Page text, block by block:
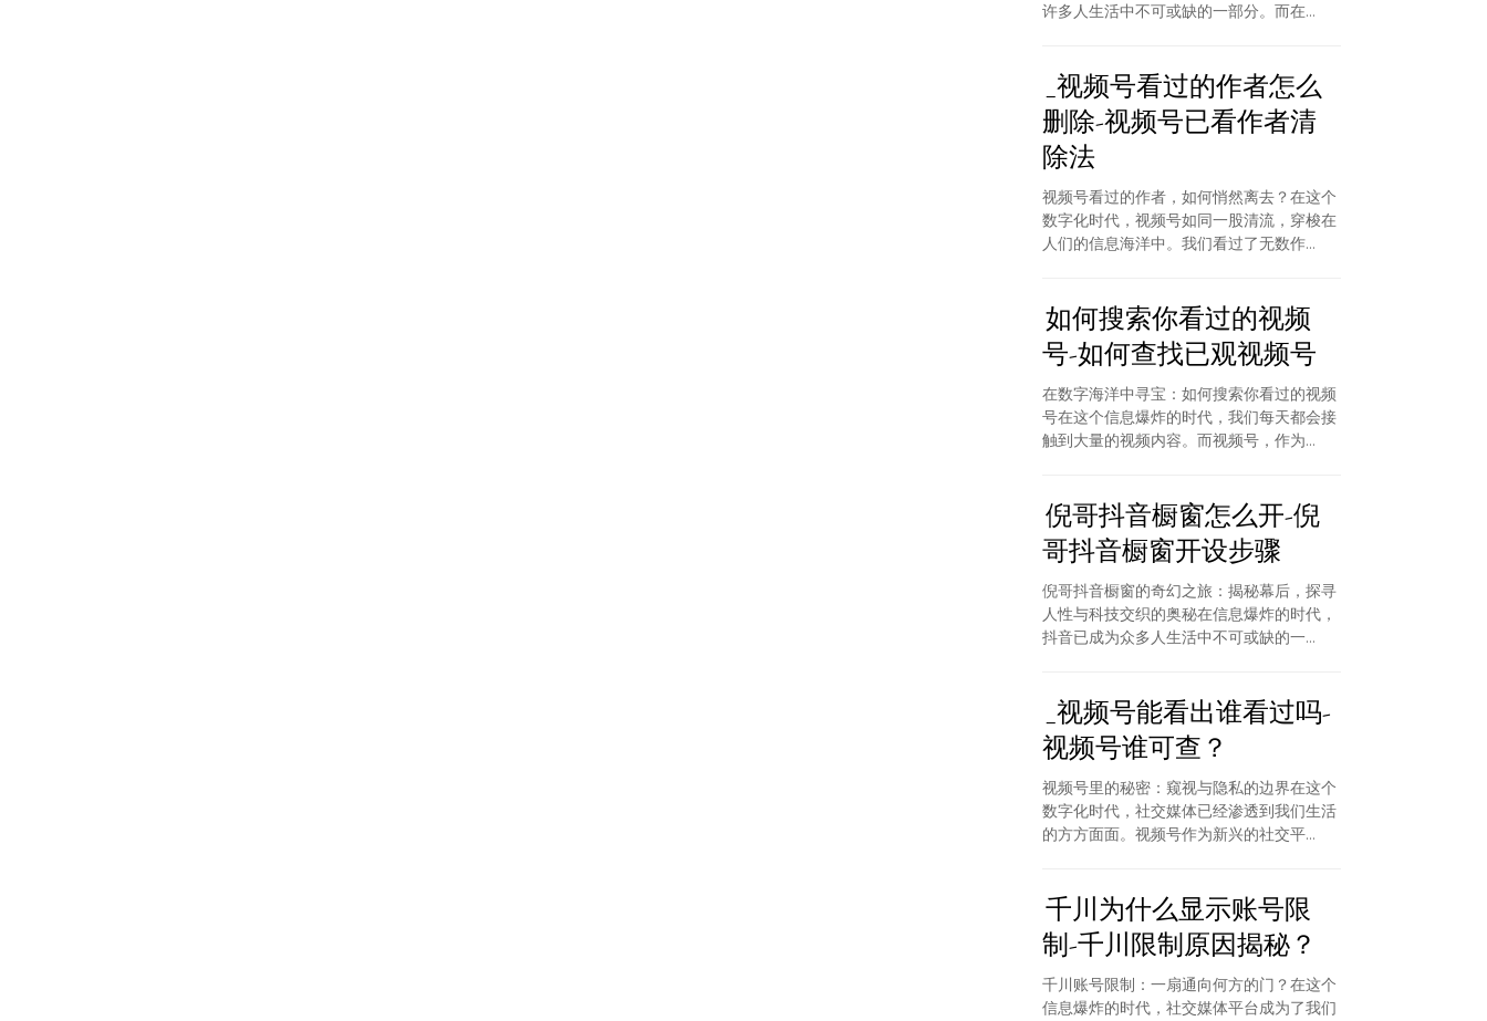
许多人生活中不可或缺的一部分。而在...
_视频号看过的作者怎么
删除-视频号已看作者清
除法
视频号看过的作者，如何悄然离去？在这个
数字化时代，视频号如同一股清流，穿梭在
人们的信息海洋中。我们看过了无数作...
如何搜索你看过的视频
号-如何查找已观视频号
在数字海洋中寻宝：如何搜索你看过的视频
号在这个信息爆炸的时代，我们每天都会接
触到大量的视频内容。而视频号，作为...
倪哥抖音橱窗怎么开-倪
哥抖音橱窗开设步骤
倪哥抖音橱窗的奇幻之旅：揭秘幕后，探寻
人性与科技交织的奥秘在信息爆炸的时代，
抖音已成为众多人生活中不可或缺的一...
_视频号能看出谁看过吗-
视频号谁可查？
视频号里的秘密：窥视与隐私的边界在这个
数字化时代，社交媒体已经渗透到我们生活
的方方面面。视频号作为新兴的社交平...
千川为什么显示账号限
制-千川限制原因揭秘？
千川账号限制：一扇通向何方的门？在这个
信息爆炸的时代，社交媒体平台成为了我们